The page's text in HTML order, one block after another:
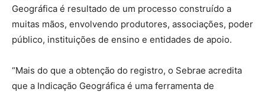
Geográfica é resultado de um processo construído a
muitas mãos, envolvendo produtores, associações, poder
público, instituições de ensino e entidades de apoio.
“Mais do que a obtenção do registro, o Sebrae acredita
que a Indicação Geográfica é uma ferramenta de